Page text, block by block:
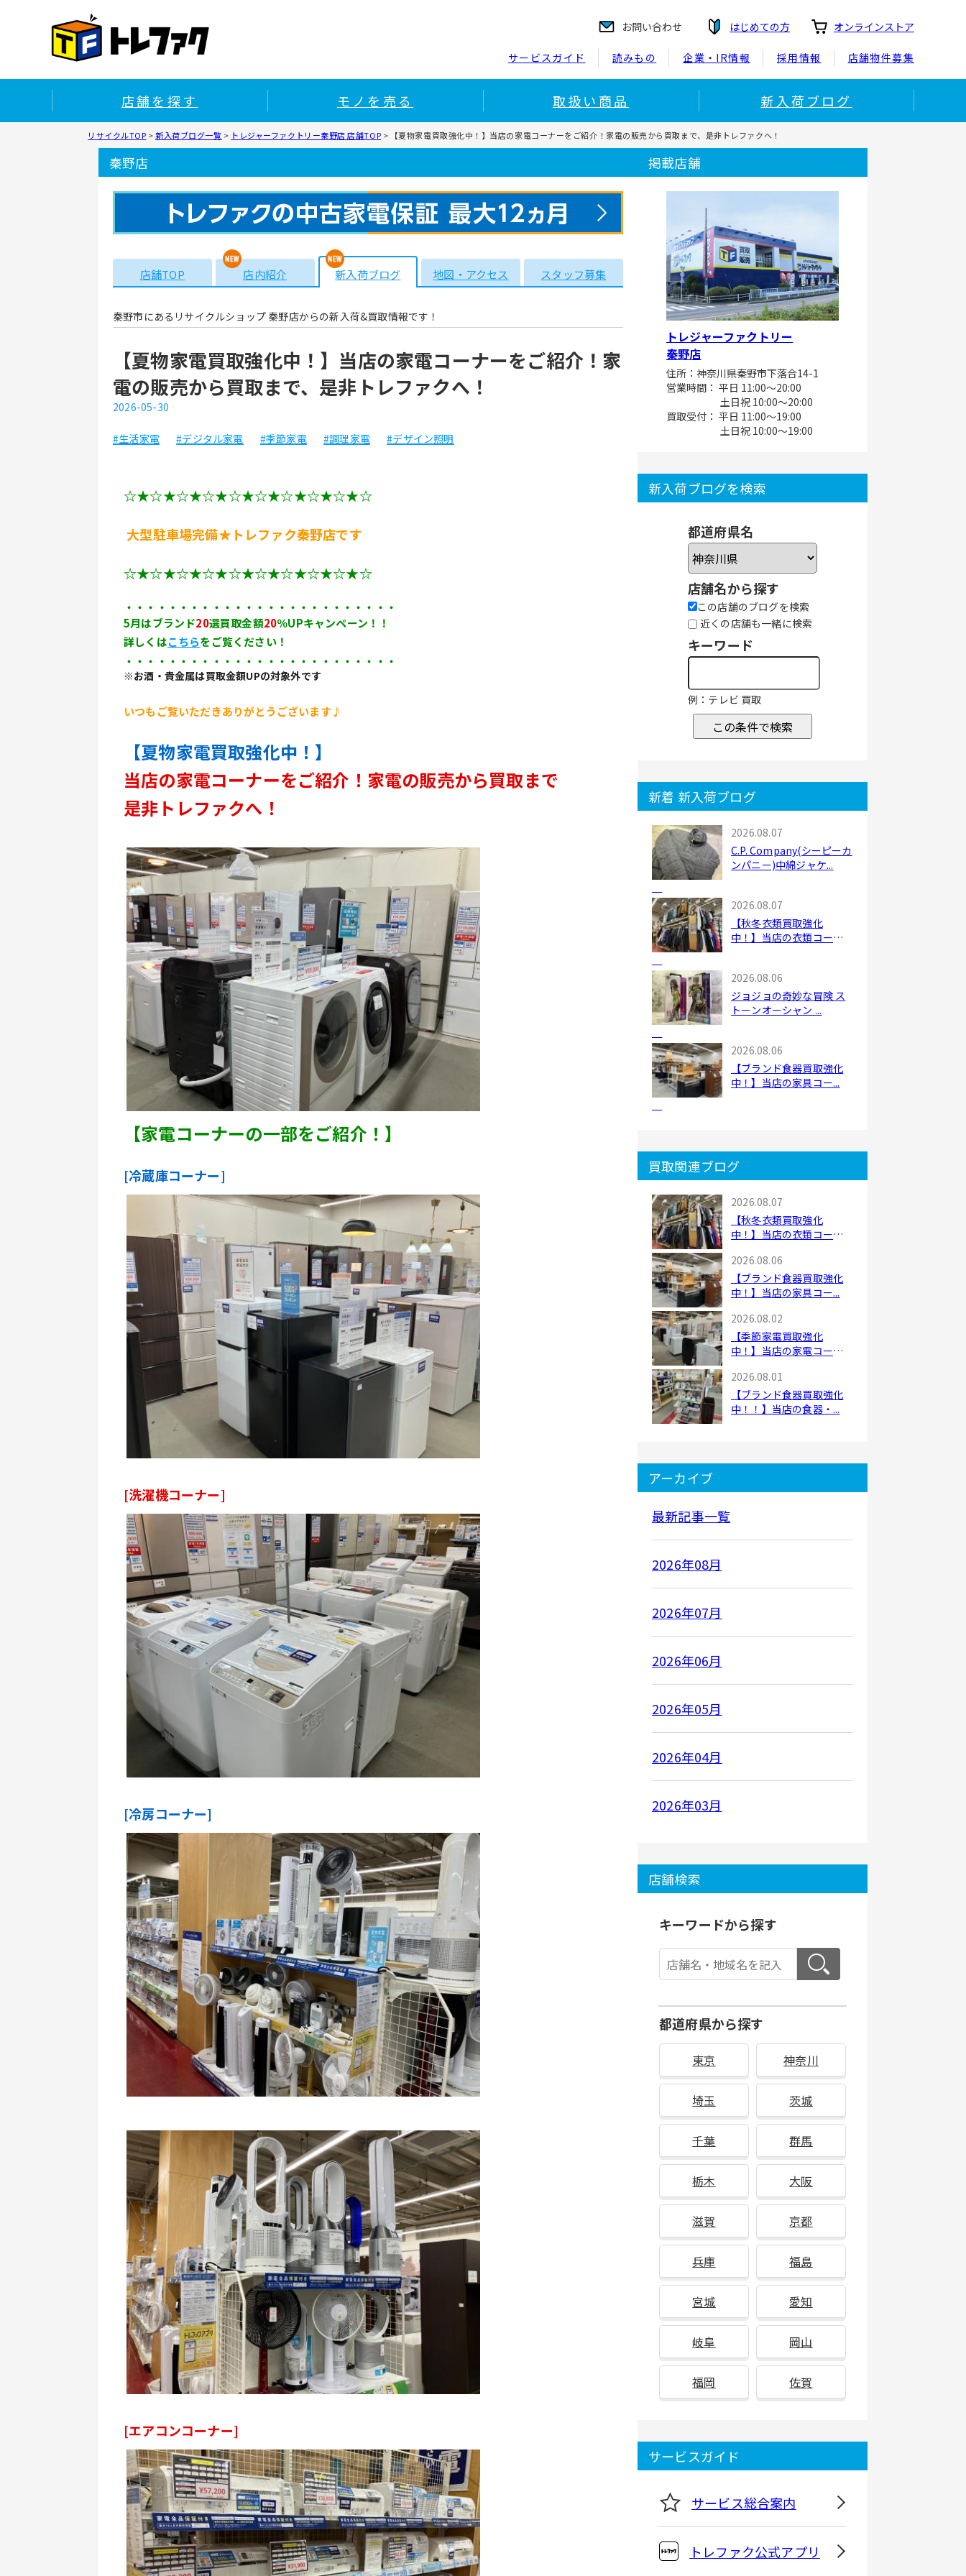
お問い合わせ はじめての方 オンラインストア
サービスガイド 読みもの 企業・IR情報 採用情報 店舗物件募集
店舗を探す モノを売る 取扱い商品 新入荷ブログ
リサイクルTOP >新入荷ブログ一覧 > トレジャーファクトリー秦野店 店舗TOP > 【夏物家電買取強化中！】当店の家電コーナーをご紹介！家電の販売から買取まで、是非トレファクへ！
秦野店
店舗TOP 店内紹介 新入荷ブログ 地図・アクセス スタッフ募集
秦野市にあるリサイクルショップ 秦野店からの新入荷&買取情報です！
【夏物家電買取強化中！】当店の家電コーナーをご紹介！家
電の販売から買取まで、是非トレファクへ！
2026-05-30
#生活家電 #デジタル家電 #季節家電 #調理家電 #デザイン照明
☆★☆★☆★☆★☆★☆★☆★☆★☆★☆
大型駐車場完備★トレファク秦野店です
☆★☆★☆★☆★☆★☆★☆★☆★☆★☆
・・・・・・・・・・・・・・・・・・・・・・・・・
5月はブランド20選買取金額20％UPキャンペーン！！
詳しくはこちらをご覧ください！
・・・・・・・・・・・・・・・・・・・・・・・・・
※お酒・貴金属は買取金額UPの対象外です
いつもご覧いただきありがとうございます♪
【夏物家電買取強化中！】
当店の家電コーナーをご紹介！家電の販売から買取まで
是非トレファクへ！
【家電コーナーの一部をご紹介！】
[冷蔵庫コーナー]
[洗濯機コーナー]
[冷房コーナー]
[エアコンコーナー]
掲載店舗
トレジャーファクトリー
秦野店
住所：神奈川県秦野市下落合14-1
営業時間： 平日 11:00～20:00
土日祝 10:00～20:00
買取受付： 平日 11:00～19:00
土日祝 10:00～19:00
新入荷ブログを検索
都道府県名
店舗名から探す
この店舗のブログを検索
近くの店舗も一緒に検索
キーワード
例：テレビ 買取
この条件で検索
新着 新入荷ブログ
2026.08.07
C.P. Company(シーピーカ
ンパニー)中綿ジャケ...
2026.08.07
【秋冬衣類買取強化
中！】当店の衣類コーナ
2026.08.06
ジョジョの奇妙な冒険 ス
トーンオーシャン ...
2026.08.06
【ブランド食器買取強化
中！】当店の家具コー...
買取関連ブログ
2026.08.07
【秋冬衣類買取強化
中！】当店の衣類コーナ
2026.08.06
【ブランド食器買取強化
中！】当店の家具コー...
2026.08.02
【季節家電買取強化
中！】当店の家電コーナ
2026.08.01
【ブランド食器買取強化
中！！】当店の食器・...
アーカイブ
最新記事一覧
2026年08月
2026年07月
2026年06月
2026年05月
2026年04月
2026年03月
店舗検索
キーワードから探す
都道府県から探す
東京 神奈川
埼玉 茨城
千葉 群馬
栃木 大阪
滋賀 京都
兵庫 福島
宮城 愛知
岐阜 岡山
福岡 佐賀
サービスガイド
サービス総合案内
トレファク公式アプリ